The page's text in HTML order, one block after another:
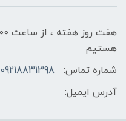
هستیم
شماره تماس:
09218831398
آدرس ایمیل: